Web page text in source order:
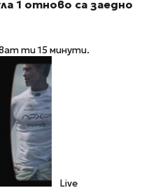
1 отново са заедно
ти 15 минути.
Live